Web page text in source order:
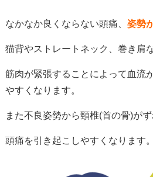
なかなか良くならない頭痛、 姿勢
猫背やストレートネック、巻き肩
筋肉が緊張することによって血流
やすくなります。
また不良姿勢から頸椎(首の骨)がず
頭痛を引き起こしやすくなります。